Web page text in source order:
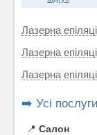
Лазерна
Лазерна
Лазерна
➡️ Усі
📍 Салон